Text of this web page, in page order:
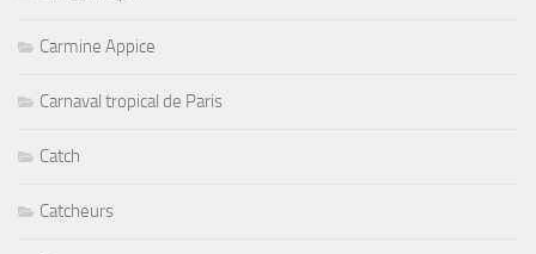
Carmine Appice
Carnaval tropical de Paris
Catch
Catcheurs